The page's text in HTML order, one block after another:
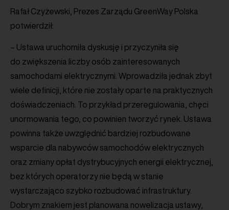
Rafał Czyżewski, Prezes Zarządu GreenWay Polska
potwierdził:
– Ustawa uruchomiła dyskusję i przyczyniła się
do zwiększenia liczby osób zainteresowanych
samochodami elektrycznymi. Wprowadziła jednak zbyt
wiele definicji, które nie zostały oparte na praktycznych
doświadczeniach. To przykład przeregulowania, chęci
unormowania tego, co powinien tworzyć rynek. Ustawa
powinna także uwzględnić bardziej rozbudowane
wsparcie dla nabywców samochodów elektrycznych
oraz zmiany opłat dystrybucyjnych energii elektrycznej,
bez których operatorzy nie będą w stanie
wystarczająco szybko rozbudować infrastruktury.
Dobrym znakiem jest planowana nowelizacja ustawy,